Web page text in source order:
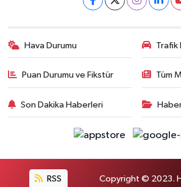
Hava Durumu Trafik
Puan Durumu ve Fikstür Tüm
Son Dakika Haberleri
RSS Copyright © 2023.